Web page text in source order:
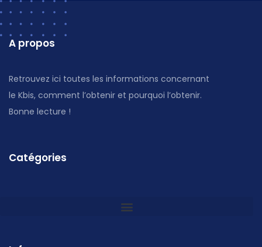
A propos
Retrouvez ici toutes les informations concernant
le Kbis, comment l’obtenir et pourquoi l’obtenir.
Bonne lecture !
Catégories